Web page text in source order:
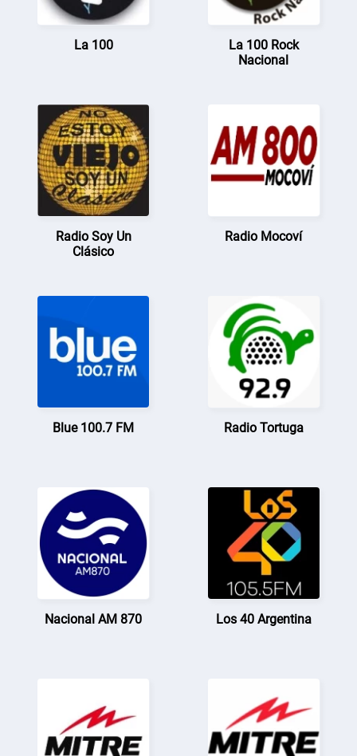
La 100
La 100 Rock
Nacional
Radio Soy Un
Clásico
Radio Mocoví
Blue 100.7 FM Radio Tortuga
Nacional AM 870 Los 40 Argentina